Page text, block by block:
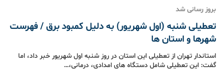
بروز رسانی شد
تعطیلی شنبه (اول شهریور) به دلیل کمبود برق / فهرست
شهرها و استان ها
استاندار تهران از تعطیلی این استان در روز شنبه اول شهریور خبر داد، اما
گفت: این تعطیلی شامل دستگاه های امدادی، درمانی،…